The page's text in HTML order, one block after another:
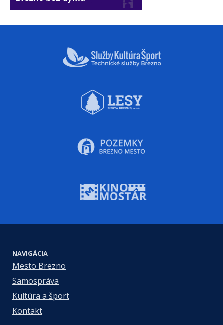
NAVIGÁCIA
Mesto Brezno
Samospráva
Kultúra a šport
Kontakt